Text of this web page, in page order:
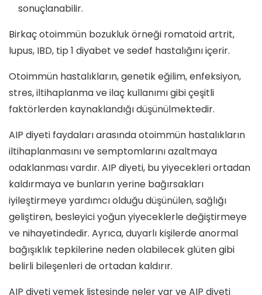
sonuçlanabilir.
Birkaç otoimmün bozukluk örneği romatoid artrit,
lupus, IBD, tip 1 diyabet ve sedef hastalığını içerir.
Otoimmün hastalıkların, genetik eğilim, enfeksiyon,
stres, iltihaplanma ve ilaç kullanımı gibi çeşitli
faktörlerden kaynaklandığı düşünülmektedir.
AIP diyeti faydaları arasında otoimmün hastalıkların
iltihaplanmasını ve semptomlarını azaltmaya
odaklanması vardır. AIP diyeti, bu yiyecekleri ortadan
kaldırmaya ve bunların yerine bağırsakları
iyileştirmeye yardımcı olduğu düşünülen, sağlığı
geliştiren, besleyici yoğun yiyeceklerle değiştirmeye
ve nihayetindedir. Ayrıca, duyarlı kişilerde anormal
bağışıklık tepkilerine neden olabilecek glüten gibi
belirli bileşenleri de ortadan kaldırır.
AIP diyeti yemek listesinde neler var ve AIP diyeti